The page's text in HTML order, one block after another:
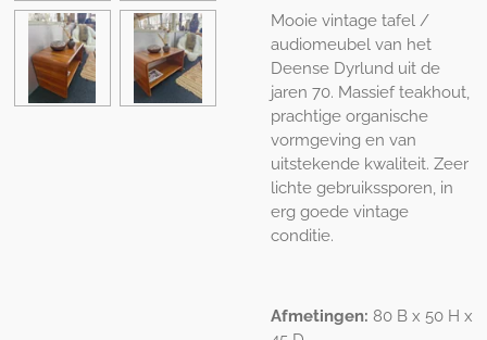
Mooie vintage tafel /
audiomeubel van het
Deense Dyrlund uit de
jaren 70. Massief teakhout,
prachtige organische
vormgeving en van
uitstekende kwaliteit. Zeer
lichte gebruikssporen, in
erg goede vintage
conditie.
Afmetingen: 80 B x 50 H x